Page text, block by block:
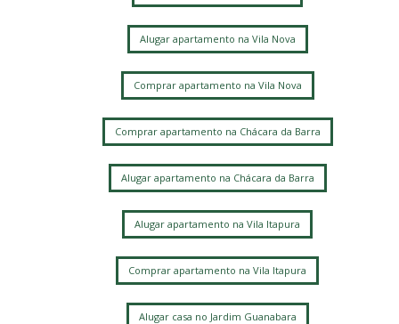
Alugar apartamento na Vila Nova
Comprar apartamento na Vila Nova
Comprar apartamento na Chácara da Barra
Alugar apartamento na Chácara da Barra
Alugar apartamento na Vila Itapura
Comprar apartamento na Vila Itapura
Alugar casa no Jardim Guanabara